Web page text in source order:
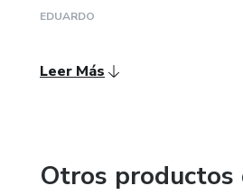
EDUARDO
Leer Más
Otros productos